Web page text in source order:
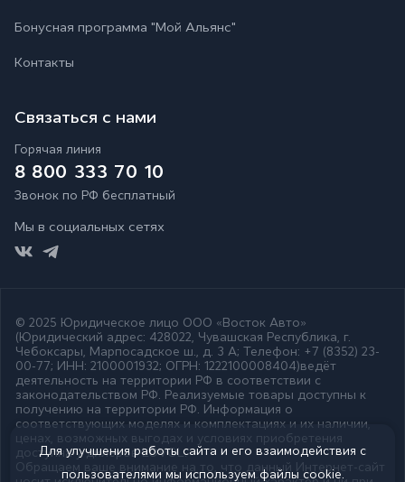
Бонусная программа "Мой Альянс"
Контакты
Связаться с нами
Горячая линия
8 800 333 70 10
Звонок по РФ бесплатный
Мы в социальных сетях
© 2025 Юридическое лицо ООО «Восток Авто»
(Юридический адрес: 428022, Чувашская Республика, г.
Чебоксары, Марпосадское ш., д. 3 А; Телефон: +7 (8352) 23-
00-77; ИНН: 2100001932; ОГРН: 1222100008404)ведёт
деятельность на территории РФ в соответствии с
законодательством РФ. Реализуемые товары доступны к
получению на территории РФ. Информация о
соответствующих моделях и комплектациях и их наличии,
ценах, возможных выгодах и условиях приобретения
доступна у дилеров LOVOL.
Обращаем ваше внимание на то, что данный Интернет-сайт
Для улучшения работы сайта и его взаимодействия с
пользователями мы используем файлы cookie.